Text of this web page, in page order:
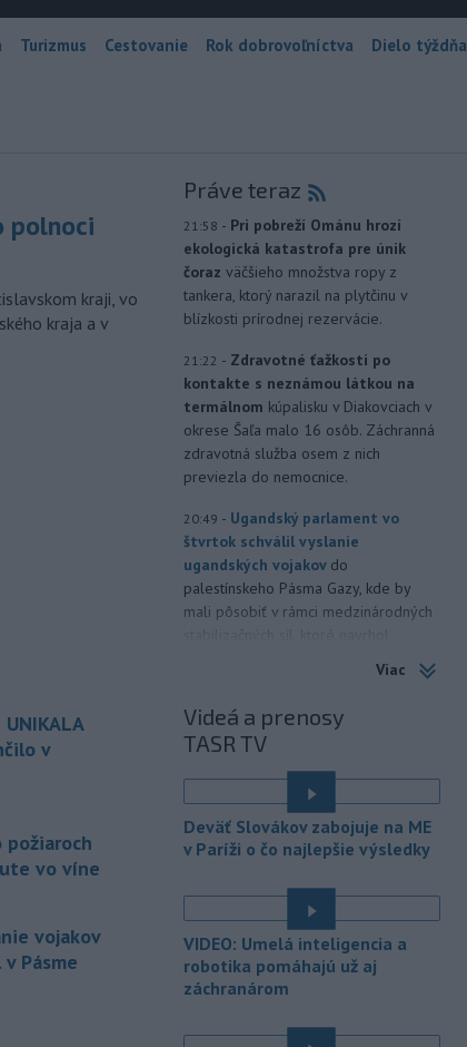
Turizmus Cestovanie Rok dobrovoľníctva Dielo týždňa
polnoci
kraji, vo
kraja a v
v
požiaroch
vo víne
vojakov
Pásme
Práve teraz
21:58 - Pri pobreží Ománu hrozí
ekologická katastrofa pre únik
čoraz väčšieho množstva ropy z
tankera, ktorý narazil na plytčinu v
blízkosti prírodnej rezervácie.
21:22 - Zdravotné ťažkosti po
kontakte s neznámou látkou na
termálnom kúpalisku v Diakovciach v
okrese Šaľa malo 16 osôb. Záchranná
zdravotná služba osem z nich
previezla do nemocnice.
20:49 - Ugandský parlament vo
štvrtok schválil vyslanie
ugandských vojakov do
palestínskeho Pásma Gazy, kde by
mali pôsobiť v rámci medzinárodných
(FA) stiahla svoju podporu
prezidentovi
futbalovej federácie (FIFA) Giannimu
Infantinovi, ktorý je pod paľbou kritiky
po jeho neúspešnom pláne.
18:54 - Vo štvrtok do polnoci treba
Slovenska počítať s búrkami.
Slovenský hydrometeorologický ústav
(SHMÚ) vydal výstrahy prvého stupňa.
Platia aj v okresoch Snina a Sobrance.
záchrannými zložkami zasahuje na
Viac
Videá a prenosy
TASR TV
Deväť Slovákov zabojuje na ME
v Paríži o čo najlepšie výsledky
VIDEO: Umelá inteligencia a
robotika pomáhajú už aj
záchranárom